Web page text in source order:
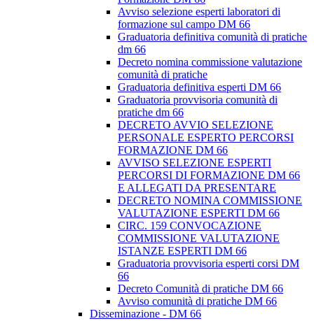
Avviso selezione esperti laboratori di
formazione sul campo DM 66
Graduatoria definitiva comunità di pratiche
dm 66
Decreto nomina commissione valutazione
comunità di pratiche
Graduatoria definitiva esperti DM 66
Graduatoria provvisoria comunità di
pratiche dm 66
DECRETO AVVIO SELEZIONE
PERSONALE ESPERTO PERCORSI
FORMAZIONE DM 66
AVVISO SELEZIONE ESPERTI
PERCORSI DI FORMAZIONE DM 66
E ALLEGATI DA PRESENTARE
DECRETO NOMINA COMMISSIONE
VALUTAZIONE ESPERTI DM 66
CIRC. 159 CONVOCAZIONE
COMMISSIONE VALUTAZIONE
ISTANZE ESPERTI DM 66
Graduatoria provvisoria esperti corsi DM
66
Decreto Comunità di pratiche DM 66
Avviso comunità di pratiche DM 66
Disseminazione - DM 66